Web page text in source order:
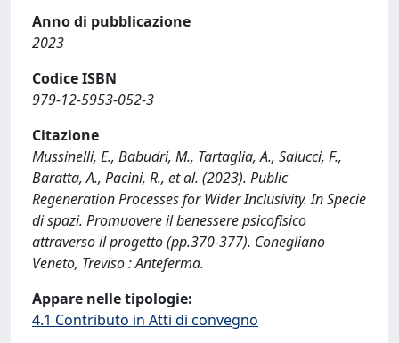
Anno di pubblicazione
2023
Codice ISBN
979-12-5953-052-3
Citazione
Mussinelli, E., Babudri, M., Tartaglia, A., Salucci, F.,
Baratta, A., Pacini, R., et al. (2023). Public
Regeneration Processes for Wider Inclusivity. In Specie
di spazi. Promuovere il benessere psicofisico
attraverso il progetto (pp.370-377). Conegliano
Veneto, Treviso : Anteferma.
Appare nelle tipologie:
4.1 Contributo in Atti di convegno